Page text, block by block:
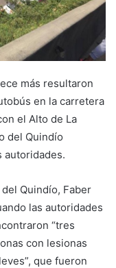
más resultaron
en la carretera
el Alto de La
del Quindío
autoridades.
Quindío, Faber
las autoridades
“tres
con lesionas
que fueron